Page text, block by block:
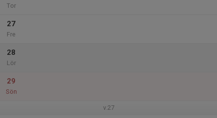
Tor
27
Fre
28
Lör
29
Sön
v.27